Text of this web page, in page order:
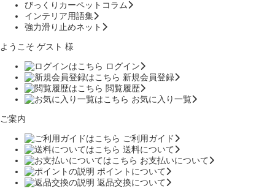
びっくりカーペットコラム
インテリア用語集
強力滑り止めネット
ようこそ ゲスト 様
ログイン
新規会員登録
閲覧履歴
お気に入り一覧
ご案内
ご利用ガイド
送料について
お支払いについて
ポイントについて
返品交換について